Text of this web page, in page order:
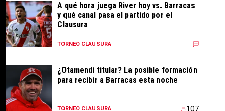
A qué hora juega River hoy vs. Barracas
y qué canal pasa el partido por el
Clausura
TORNEO CLAUSURA
¿Otamendi titular? La posible formación
para recibir a Barracas esta noche
TORNEO CLAUSURA 107